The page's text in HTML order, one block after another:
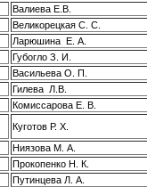
Валиева Е.В.
Великорецкая С. С.
Ларюшина Е. А.
Губогло З. И.
Васильева О. П.
Гилева Л.В.
Комиссарова Е. В.
Куготов Р. Х.
Ниязова М. А.
Прокопенко Н. К.
Путинцева Л. А.